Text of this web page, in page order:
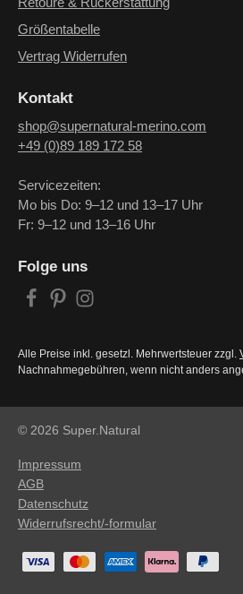
Folge uns
Alle Preise inkl. gesetzl. Mehrwertsteuer zzgl.
Nachnahmegebühren, wenn nicht anders
Retoure & Rückerstattung
Größentabelle
Vertrag Widerrufen
Kontakt
shop@supernatural-merino.com
+49 (0)89 189 172 58
Servicezeiten:
Mo bis Do: 9–12 und 13–17 Uhr
Fr: 9–12 und 13–16 Uhr
© 2026 Super.Natural
Impressum
AGB
Datenschutz
Widerrufsrecht/-formular